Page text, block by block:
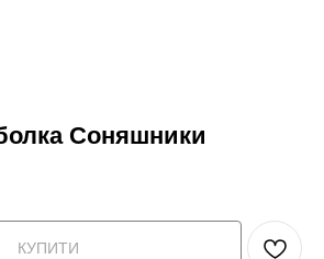
Соняшники
КУПИТИ